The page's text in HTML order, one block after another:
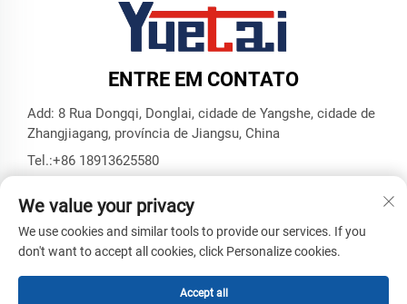
ENTRE EM CONTATO
Add: 8 Rua Dongqi, Donglai, cidade de Yangshe, cidade de
Zhangjiagang, província de Jiangsu, China
Tel.:+86 18913625580
Direitos Autorais © Zhangjiagang Yuetai Precision Machinery
Privacidade-Blog
We value your privacy
We use cookies and similar tools to provide our services. If you
don't want to accept all cookies, click Personalize cookies.
Accept all